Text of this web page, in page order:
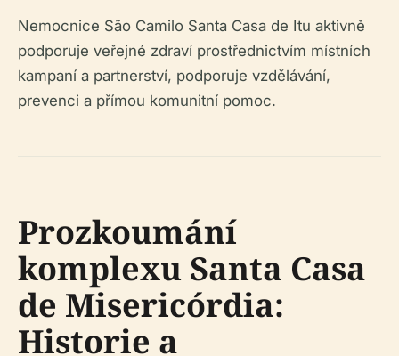
Nemocnice São Camilo Santa Casa de Itu aktivně
podporuje veřejné zdraví prostřednictvím místních
kampaní a partnerství, podporuje vzdělávání,
prevenci a přímou komunitní pomoc.
Prozkoumání
komplexu Santa Casa
de Misericórdia:
Historie a